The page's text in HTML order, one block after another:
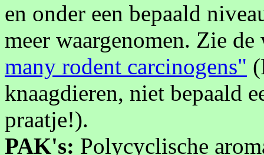
en onder een bepaald
meer waargenomen. Zie
many rodent carcinogens"
knaagdieren, niet bepaald
praatje!).
PAK's: Polycyclische